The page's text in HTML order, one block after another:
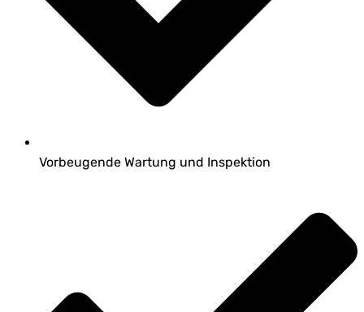
Vorbeugende Wartung und Inspektion